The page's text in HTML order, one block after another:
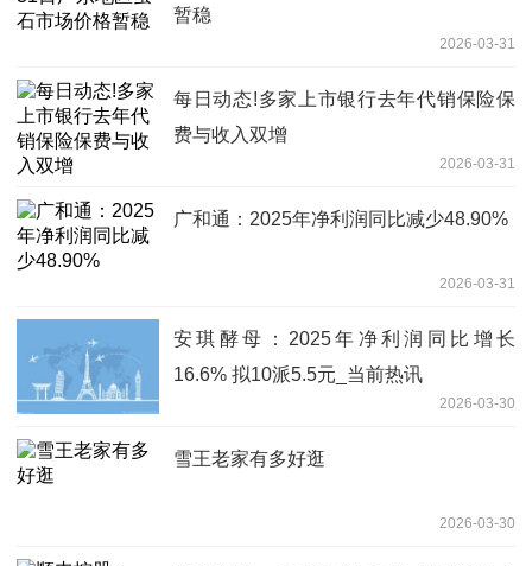
暂稳
2026-03-31
每日动态!多家上市银行去年代销保险保
费与收入双增
2026-03-31
广和通：2025年净利润同比减少48.90%
2026-03-31
安琪酵母：2025年净利润同比增长
16.6% 拟10派5.5元_当前热讯
2026-03-30
雪王老家有多好逛
2026-03-30